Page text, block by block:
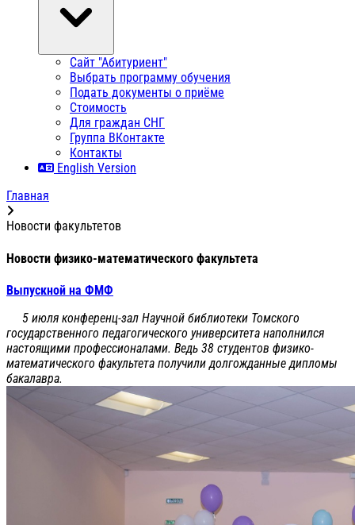
Сайт "Абитуриент"
Выбрать программу обучения
Подать документы о приёме
Стоимость
Для граждан СНГ
Группа ВКонтакте
Контакты
English Version
Главная
Новости факультетов
Новости физико-математического факультета
Выпускной на ФМФ
5 июля конференц-зал Научной библиотеки Томского
государственного педагогического университета наполнился
настоящими профессионалами. Ведь 38 студентов физико-
математического факультета получили долгожданные дипломы
бакалавра.